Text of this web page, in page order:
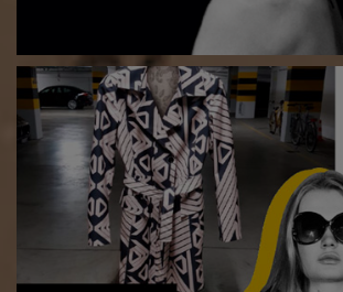
Art charity project: „UNMASKED” [wernisaż]